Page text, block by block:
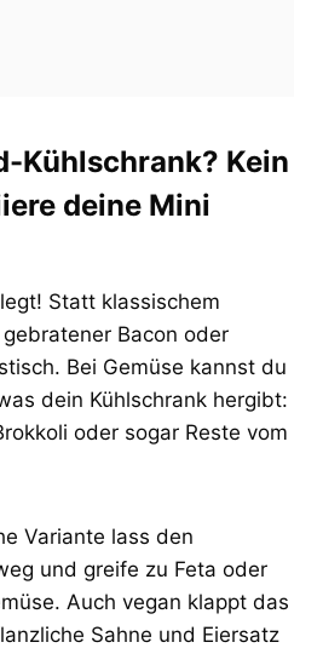
Kühlschrank? Kein
deine Mini
Statt klassischem
Bacon oder
Bei Gemüse kannst du
dein Kühlschrank hergibt:
oder sogar Reste vom
Variante lass den
und greife zu Feta oder
Auch vegan klappt das
Sahne und Eiersatz